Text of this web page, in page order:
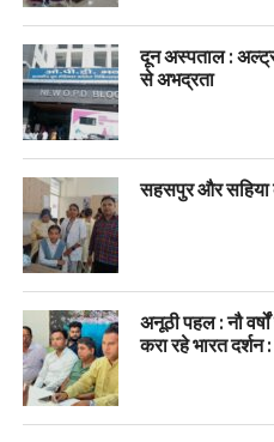
दून अस्पताल :
से अभद्रता
सहसपुर और सहिया
अनूठी पहल : नौ
करा रहे भारत दर्शन